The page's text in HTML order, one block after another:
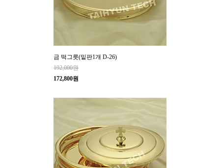
금 떡그릇(밑판1개 D-26)
192,000원
172,800원